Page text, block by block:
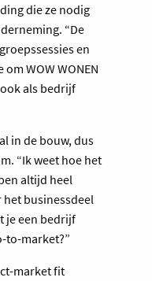
die ze nodig
“De
en
WOW WONEN
als bedrijf
in de bouw, dus
“Ik weet hoe het
altijd heel
businessdeel
je een bedrijf
to-market?”
market fit